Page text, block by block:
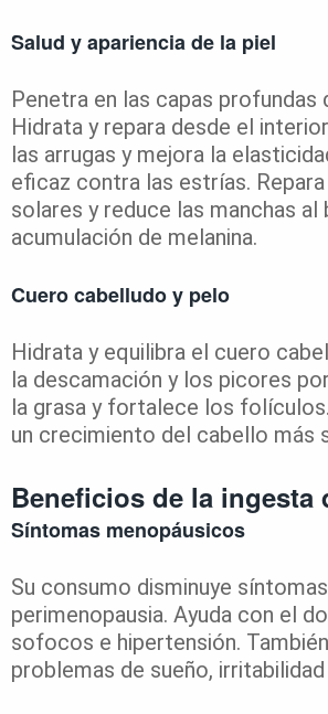
Salud y apariencia de la piel
Penetra en las capas profundas
Hidrata y repara desde el
las arrugas y mejora la
eficaz contra las estrías.
solares y reduce las manchas al
acumulación de melanina.
Cuero cabelludo y pelo
Hidrata y equilibra el cuero
la descamación y los picores
la grasa y fortalece los
un crecimiento del cabello más
Beneficios de la ingesta
Síntomas menopáusicos
Su consumo disminuye
perimenopausia. Ayuda con el
sofocos e hipertensión.
problemas de sueño,